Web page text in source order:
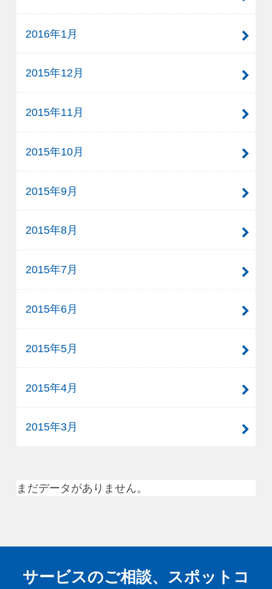
2016年1月
2015年12月
2015年11月
2015年10月
2015年9月
2015年8月
2015年7月
2015年6月
2015年5月
2015年4月
2015年3月
まだデータがありません。
サービスのご相談、スポットコ